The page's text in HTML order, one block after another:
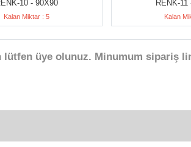
10 - 90X90
Kalan Miktar : 5
RENK-11
Kalan
üye olunuz. Minumum sipariş